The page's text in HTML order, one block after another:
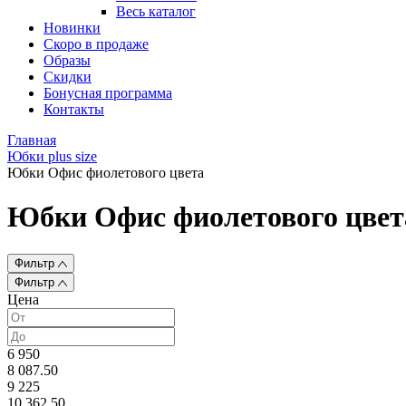
Весь каталог
Новинки
Скоро в продаже
Образы
Скидки
Бонусная программа
Контакты
Главная
Юбки plus size
Юбки Офис фиолетового цвета
Юбки Офис фиолетового
Фильтр
Фильтр
Цена
6 950
8 087.50
9 225
10 362.50